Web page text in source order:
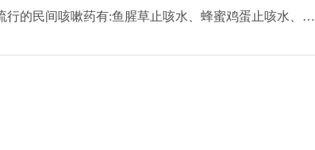
的民间咳嗽药有:鱼腥草止咳水、蜂蜜鸡蛋止咳水、炒